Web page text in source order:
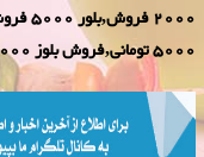
5000 تومانی,فروش بلوز 2000 تومانی,فروش بلور 5000 تومانی